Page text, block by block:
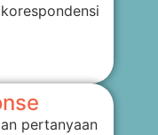
pertanyaan